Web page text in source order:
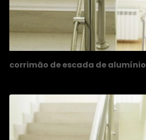
corrimão de escada de alumínio